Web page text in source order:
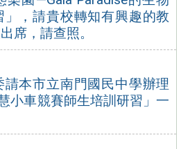
，請貴校轉知有興趣的教
席，請查照。
本市立南門國民中學辦理
小車競賽師生培訓研習」一